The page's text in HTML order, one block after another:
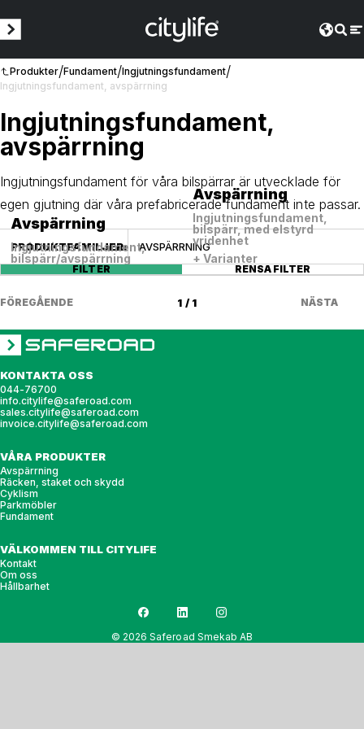
Produkter/Fundament/Ingjutningsfundament/
Ingjutningsfundament, avspärrning
Ingjutningsfundament,
avspärrning
Ingjutningsfundament för våra bilspärrar är utvecklade för
egen gjutning där våra prefabricerade fundament inte passar.
PRODUKTFAMILJER: AVSPÄRRNING
FILTER RENSA FILTER
Avspärrning
Ingjutningsfundament,
bilspärr/avspärrning
Avspärrning
Ingjutningsfundament,
bilspärr, med elstyrd
vridenhet
+ Varianter
FÖREGÅENDE 1 / 1 NÄSTA
KONTAKTA OSS
044-76700
info.citylife@saferoad.com
sales.citylife@saferoad.com
invoice.citylife@saferoad.com
VÅRA PRODUKTER
Avspärrning
Räcken, staket och skydd
Cyklism
Parkmöbler
Fundament
VÄLKOMMEN TILL CITYLIFE
Kontakt
Om oss
Hållbarhet
© 2026 Saferoad Smekab AB